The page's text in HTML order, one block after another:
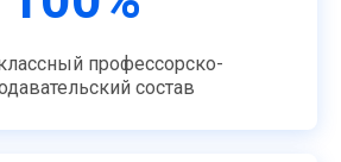
профессорско-
состав